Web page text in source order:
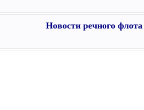
Новости речного